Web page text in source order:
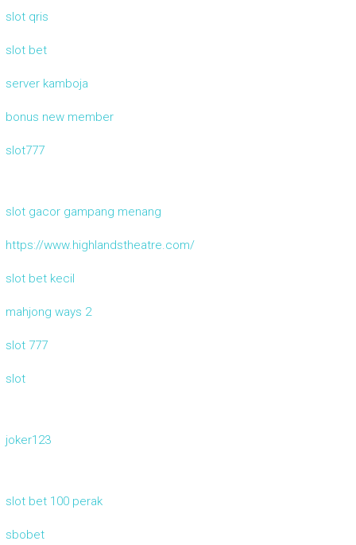
slot qris
slot bet
server kamboja
bonus new member
slot777
slot gacor gampang menang
https://www.highlandstheatre.com/
slot bet kecil
mahjong ways 2
slot 777
slot
joker123
slot bet 100 perak
sbobet